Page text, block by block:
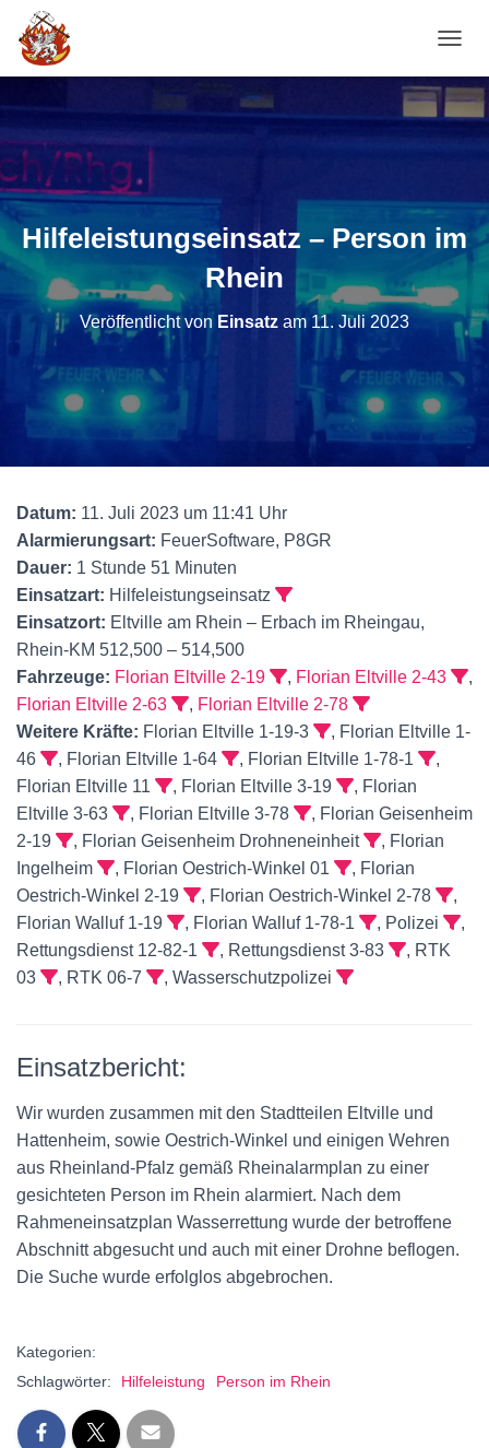
Hilfeleistungseinsatz – Person im
Rhein
Veröffentlicht von Einsatz am 11. Juli 2023
Datum: 11. Juli 2023 um 11:41 Uhr
Alarmierungsart: FeuerSoftware, P8GR
Dauer: 1 Stunde 51 Minuten
Einsatzart: Hilfeleistungseinsatz
Einsatzort: Eltville am Rhein – Erbach im Rheingau,
Rhein-KM 512,500 – 514,500
Fahrzeuge: Florian Eltville 2-19 , Florian Eltville 2-43
,
Florian Eltville 2-63
, Florian Eltville 2-78
Weitere Kräfte: Florian Eltville 1-19-3
, Florian Eltville 1-
46
, Florian Eltville 1-64 , Florian Eltville 1-78-1
,
Florian Eltville 11
, Florian Eltville 3-19
, Florian
Eltville 3-63
, Florian Eltville 3-78
, Florian Geisenheim
2-19
, Florian Geisenheim Drohneneinheit
, Florian
Ingelheim
, Florian Oestrich-Winkel 01
, Florian
Oestrich-Winkel 2-19
, Florian Oestrich-Winkel 2-78
,
Florian Walluf 1-19
, Florian Walluf 1-78-1 , Polizei
,
Rettungsdienst 12-82-1
, Rettungsdienst 3-83
, RTK
03
, RTK 06-7 , Wasserschutzpolizei
Einsatzbericht:
Wir wurden zusammen mit den Stadtteilen Eltville und
Hattenheim, sowie Oestrich-Winkel und einigen Wehren
aus Rheinland-Pfalz gemäß Rheinalarmplan zu einer
gesichteten Person im Rhein alarmiert. Nach dem
Rahmeneinsatzplan Wasserrettung wurde der betroffene
Abschnitt abgesucht und auch mit einer Drohne beflogen.
Die Suche wurde erfolglos abgebrochen.
Kategorien:
Schlagwörter:
Hilfeleistung Person im Rhein